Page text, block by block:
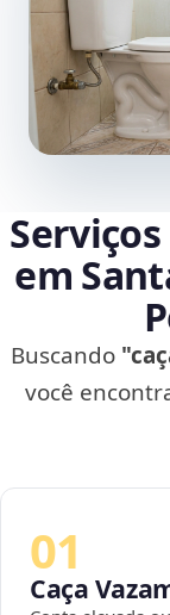
em
Buscando
você
01
Caça